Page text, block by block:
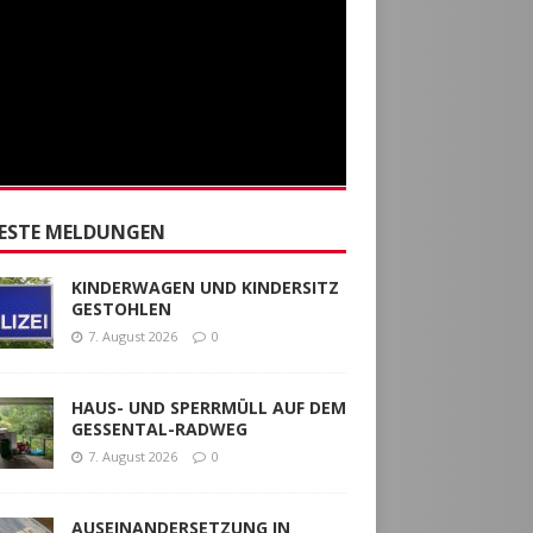
MELDUNGEN
KINDERWAGEN UND KINDERSITZ
GESTOHLEN
7. August 2026 0
HAUS- UND SPERRMÜLL AUF DEM
GESSENTAL-RADWEG
7. August 2026 0
AUSEINANDERSETZUNG IN